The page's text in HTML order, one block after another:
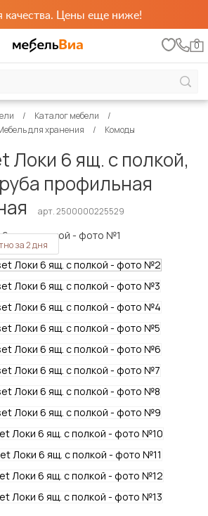
качества. Цены еще ниже!
0
Каталог мебели
для хранения Комоды
Локи 6 ящ. с полкой,
профильная
арт. 2500000225529
за 2 дня